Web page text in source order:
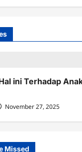
ini Terhadap
November 27, 2025
Missed